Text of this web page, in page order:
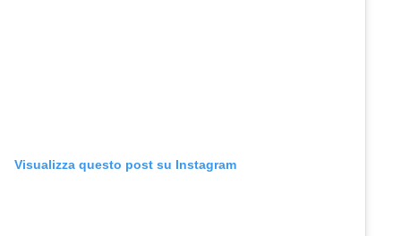
Visualizza questo post su Instagram